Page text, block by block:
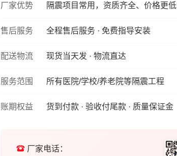
厂家优势 隔震项目常用，资质齐全、价格更低
售后服务 全程售后服务 · 免费指导安装
配送物流 现货当天发 · 物流直达
服务范围 所有医院/学校/养老院等隔震工程
账期权益 货到付款 · 验收付尾款 · 质量保证金
厂家电话：